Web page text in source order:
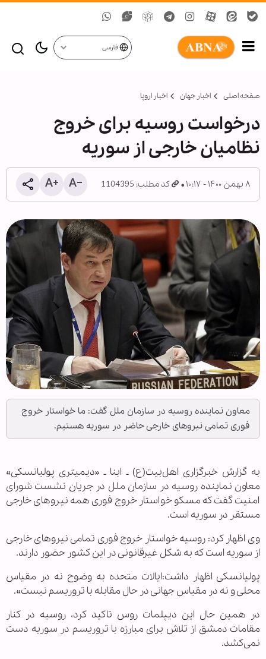
فارسی
صفحه اصلی اخبار جهان اخبار اروپا
درخواست روسیه برای خروج
نظامیان خارجی از سوریه
۸ بهمن ۱۴۰۰ - ۱۰:۱۷ کد مطلب: 1104395
معاون نماینده روسیه در سازمان ملل گفت: ما خواستار خروج
فوری تمامی نیروهای خارجی حاضر در سوریه هستیم.
به گزارش خبرگزاری اهل‌بیت(ع) ـ ابنا ـ «دیمیتری پولیانسکی»
معاون نماینده روسیه در سازمان ملل در جریان نشست شورای
امنیت گفت که مسکو خواستار خروج فوری همه نیروهای خارجی
مستقر در سوریه است.
وی اظهار کرد: روسیه خواستار خروج فوری تمامی نیروهای خارجی
از سوریه است که به شکل غیرقانونی در این کشور حضور دارند.
پولیانسکی اظهار داشت:ایالات متحده به وضوح نه در مقیاس
محلی و نه در مقیاس جهانی در حال مقابله با تروریسم نیست».
در همین حال این دیپلمات روس تاکید کرد، روسیه در کنار
مقامات دمشق از تلاش برای مبارزه با تروریسم در سوریه دست
نمی‌کشد.